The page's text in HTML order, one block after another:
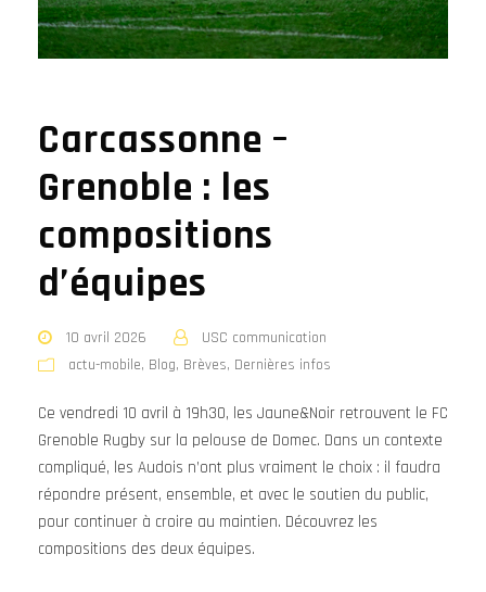
Carcassonne –
Grenoble : les
compositions
d’équipes
10 avril 2026
USC communication
actu-mobile, Blog, Brèves, Dernières infos
Ce vendredi 10 avril à 19h30, les Jaune&Noir retrouvent le FC
Grenoble Rugby sur la pelouse de Domec. Dans un contexte
compliqué, les Audois n’ont plus vraiment le choix : il faudra
répondre présent, ensemble, et avec le soutien du public,
pour continuer à croire au maintien. Découvrez les
compositions des deux équipes.